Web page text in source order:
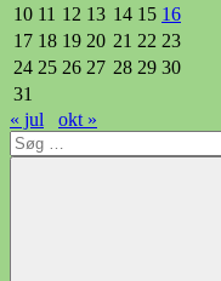
10 11 12 13 14 15 16
17 18 19 20 21 22 23
24 25 26 27 28 29 30
31
« jul
okt »
Søg
efter: